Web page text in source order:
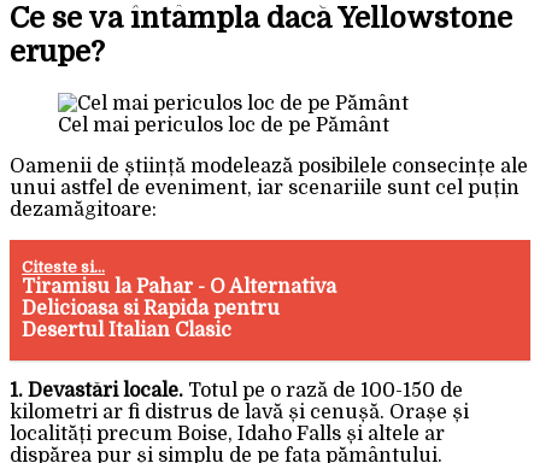
Ce se va întâmpla dacă Yellowstone
erupe?
Cel mai periculos loc de pe Pământ
Oamenii de știință modelează posibilele consecințe ale
unui astfel de eveniment, iar scenariile sunt cel puțin
dezamăgitoare:
Citeste si...
Tiramisu la Pahar - O Alternativa
Delicioasa si Rapida pentru
Desertul Italian Clasic
1. Devastări locale. Totul pe o rază de 100-150 de
kilometri ar fi distrus de lavă și cenușă. Orașe și
localități precum Boise, Idaho Falls și altele ar
dispărea pur și simplu de pe fața pământului.